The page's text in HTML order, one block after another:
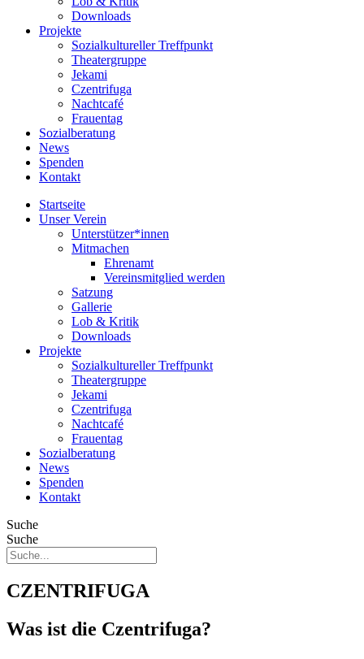
Downloads
Projekte
Sozialkultureller Treffpunkt
Theatergruppe
Jekami
Czentrifuga
Nachtcafé
Frauentag
Sozialberatung
News
Spenden
Kontakt
Startseite
Unser Verein
Unterstützer*innen
Mitmachen
Ehrenamt
Vereinsmitglied werden
Satzung
Gallerie
Lob & Kritik
Downloads
Projekte
Sozialkultureller Treffpunkt
Theatergruppe
Jekami
Czentrifuga
Nachtcafé
Frauentag
Sozialberatung
News
Spenden
Kontakt
Suche
Suche
CZENTRIFUGA
Was ist die Czentrifuga?